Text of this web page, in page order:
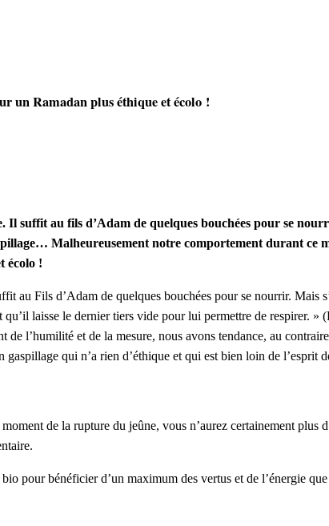
un Ramadan plus éthique et écolo !
Il suffit au fils d’Adam de quelques bouchées pour se
Malheureusement notre comportement durant ce
écolo !
au Fils d’Adam de quelques bouchées pour se nourrir. Mais
laisse le dernier tiers vide pour lui permettre de respirer. »
l’humilité et de la mesure, nous avons tendance, au
qui n’a rien d’éthique et qui est bien loin de l’esprit
de la rupture du jeûne, vous n’aurez certainement plus
pour bénéficier d’un maximum des vertus et de l’énergie